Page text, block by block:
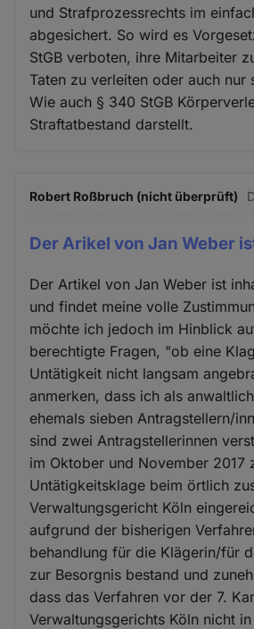
und Strafprozessrechts im
abgesichert. So wird es
StGB verboten, ihre Mitarbeiter
Taten zu verleiten oder auch nur
Wie auch § 340 StGB
Straftatbestand darstellt.
Robert Roßbruch (nicht überprüft)
Der Arikel von Jan Weber
Der Artikel von Jan Weber ist
und findet meine volle
möchte ich jedoch im Hinblick
berechtigte Fragen, "ob eine
Untätigkeit nicht langsam
anmerken, dass ich als
ehemals sieben Antragstellern/
sind zwei Antragstellerinnen
im Oktober und November 2017
Untätigkeitsklage beim örtlich
Verwaltungsgericht Köln
aufgrund der bisherigen
behandlung für die Klägerin/für
zur Besorgnis bestand und
dass das Verfahren vor der 7.
Verwaltungsgerichts Köln nicht